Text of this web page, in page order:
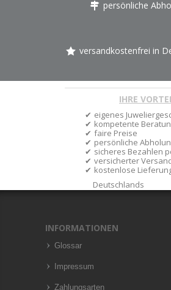
persönliche
versandkostenfrei in
IHRE
eigenes
kompetente
faire Preise
persönliche
sicheres Bezahlen
versicherter
kostenlose
Deutschlands
INFORMATIONEN
Glossar
Impressum
Zahlungsarten